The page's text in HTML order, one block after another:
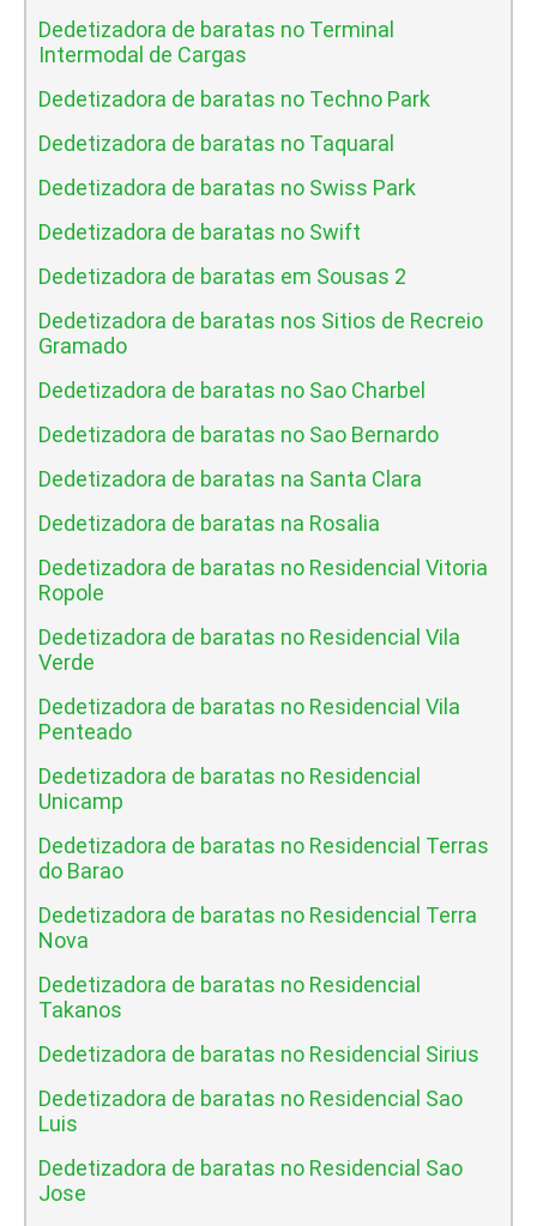
Dedetizadora de baratas no Terminal
Intermodal de Cargas
Dedetizadora de baratas no Techno Park
Dedetizadora de baratas no Taquaral
Dedetizadora de baratas no Swiss Park
Dedetizadora de baratas no Swift
Dedetizadora de baratas em Sousas 2
Dedetizadora de baratas nos Sitios de Recreio
Gramado
Dedetizadora de baratas no Sao Charbel
Dedetizadora de baratas no Sao Bernardo
Dedetizadora de baratas na Santa Clara
Dedetizadora de baratas na Rosalia
Dedetizadora de baratas no Residencial Vitoria
Ropole
Dedetizadora de baratas no Residencial Vila
Verde
Dedetizadora de baratas no Residencial Vila
Penteado
Dedetizadora de baratas no Residencial
Unicamp
Dedetizadora de baratas no Residencial Terras
do Barao
Dedetizadora de baratas no Residencial Terra
Nova
Dedetizadora de baratas no Residencial
Takanos
Dedetizadora de baratas no Residencial Sirius
Dedetizadora de baratas no Residencial Sao
Luis
Dedetizadora de baratas no Residencial Sao
Jose